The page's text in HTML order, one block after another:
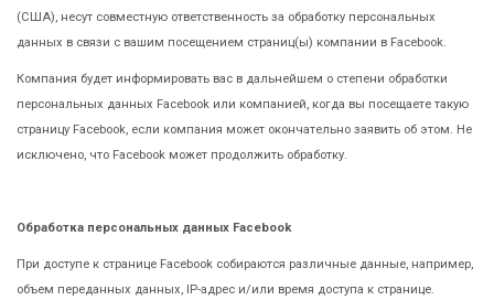
(США), несут совместную ответственность за обработку персональных
данных в связи с вашим посещением страниц(ы) компании в Facebook.
Компания будет информировать вас в дальнейшем о степени обработки
персональных данных Facebook или компанией, когда вы посещаете такую
страницу Facebook, если компания может окончательно заявить об этом. Не
исключено, что Facebook может продолжить обработку.
Обработка персональных данных Facebook
При доступе к странице Facebook собираются различные данные, например,
объем переданных данных, IP-адрес и/или время доступа к странице.